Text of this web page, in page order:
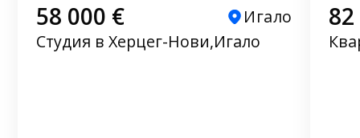
58 000 €
Игало
Студия в Херцег-Нови,Игало